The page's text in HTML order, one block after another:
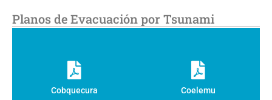
Planos de Evacuación por Tsunami
Cobquecura Coelemu